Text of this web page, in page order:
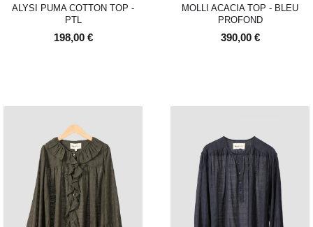
ALYSI PUMA COTTON TOP -
PTL
198,00 €
MOLLI ACACIA TOP - BLEU
PROFOND
390,00 €